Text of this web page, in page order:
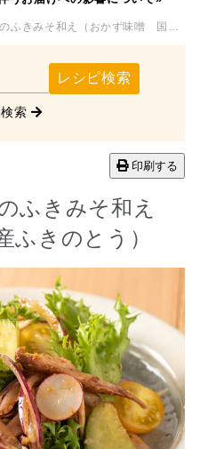
みそ和え（おかず味噌 国産ふきのとう）
レシピ検索
検索
印刷する
ふきみそ和え
ふきのとう）